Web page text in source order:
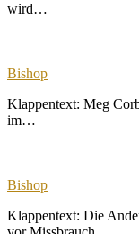
wird…
Bishop
Klappentext: Meg
im…
Bishop
Klappentext: Die